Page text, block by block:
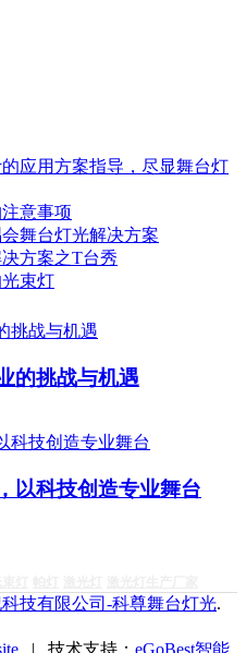
应用方案指导，尽显舞台灯
意事项
舞台灯光解决方案
方案之T台秀
束灯
的挑战与机遇
科技创造专业舞台
技有限公司-科尊舞台灯光.
| 技术支持： eGoBest智能